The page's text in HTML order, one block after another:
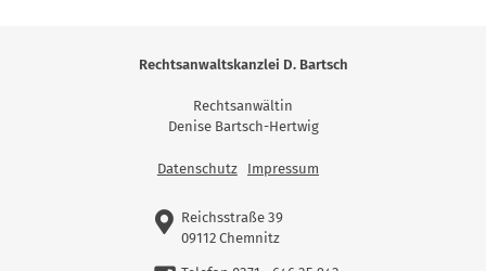
Rechtsanwaltskanzlei D. Bartsch
Rechtsanwältin
Denise Bartsch-Hertwig
Datenschutz Impressum
Reichsstraße 39
09112 Chemnitz